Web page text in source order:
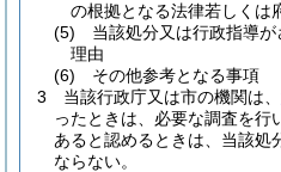
の根拠となる法律若しくは
(5)
当該処分又は行政指導
理由
(6)
その他参考となる事項
3
当該行政庁又は市の機関は、
ったときは、必要な調査を行
あると認めるときは、当該処
ならない。